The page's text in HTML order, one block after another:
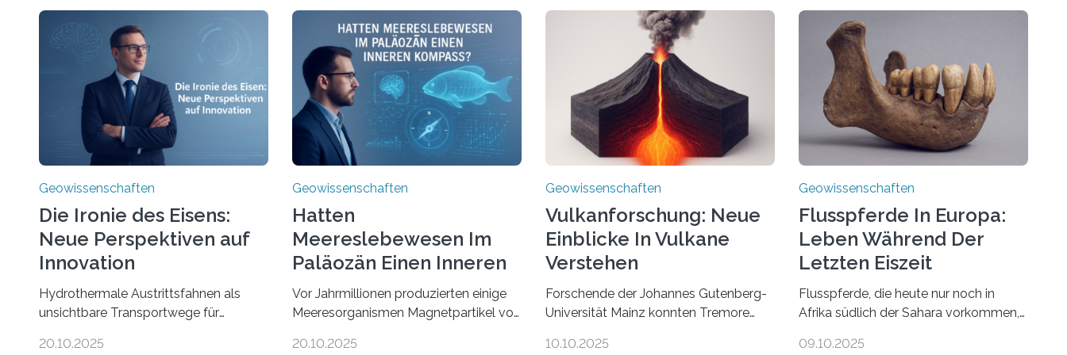
Geowissenschaften
Die Ironie des Eisens:
Neue Perspektiven auf
Innovation
Hydrothermale Austrittsfahnen als
unsichtbare Transportwege für
Leitung des MARUM – Zentrum für
20.10.2025
Geowissenschaften
Hatten
Meereslebewesen Im
Paläozän Einen Inneren
Kompass?
Vor Jahrmillionen produzierten einige
Meeresorganismen Magnetpartikel von
Fossilien in Sedimenten zu finden sind.
20.10.2025
Geowissenschaften
Vulkanforschung: Neue
Einblicke In Vulkane
Verstehen
Forschende der Johannes Gutenberg-
Universität Mainz konnten Tremore
Magmabewegungen ausgelöst
10.10.2025
Geowissenschaften
Flusspferde In Europa:
Leben Während Der
Letzten Eiszeit
Flusspferde, die heute nur noch in
Afrika südlich der Sahara vorkommen,
überlebt, als bisher angenommen.
09.10.2025